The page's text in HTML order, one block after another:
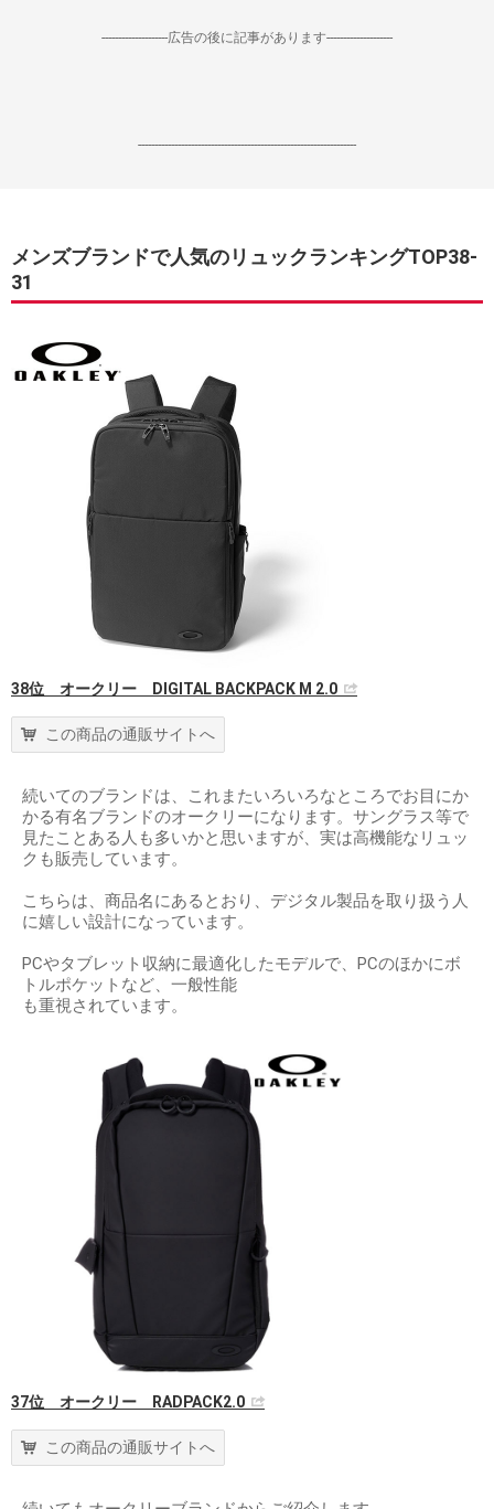
--------------------広告の後に記事があります--------------------
------------------------------------------------------------------
メンズブランドで人気のリュックランキングTOP38-
31
38位 オークリー DIGITAL BACKPACK M 2.0
この商品の通販サイトへ
続いてのブランドは、これまたいろいろなところでお目にか
かる有名ブランドのオークリーになります。サングラス等で
見たことある人も多いかと思いますが、実は高機能なリュッ
クも販売しています。
こちらは、商品名にあるとおり、デジタル製品を取り扱う人
に嬉しい設計になっています。
PCやタブレット収納に最適化したモデルで、PCのほかにボ
トルポケットなど、一般性能
も重視されています。
37位 オークリー RADPACK2.0
この商品の通販サイトへ